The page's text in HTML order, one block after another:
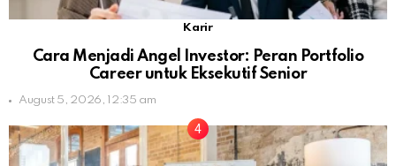
Karir
Cara Menjadi Angel Investor: Peran Portfolio
Career untuk Eksekutif Senior
August 5, 2026, 12:35 am